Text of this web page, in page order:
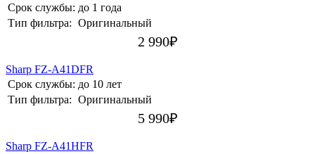
Срок службы: до 1 года
Тип фильтра: Оригинальный
2 990₽
Sharp FZ-A41DFR
Срок службы: до 10 лет
Тип фильтра: Оригинальный
5 990₽
Sharp FZ-A41HFR